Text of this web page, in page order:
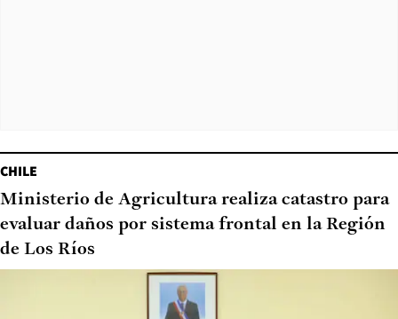
CHILE
Ministerio de Agricultura realiza catastro para
evaluar daños por sistema frontal en la Región
de Los Ríos